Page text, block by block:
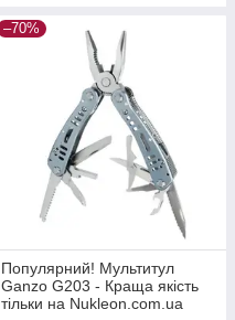
–70%
Популярний! Мультитул
Ganzo G203 - Краща якість
тільки на Nukleon.com.ua